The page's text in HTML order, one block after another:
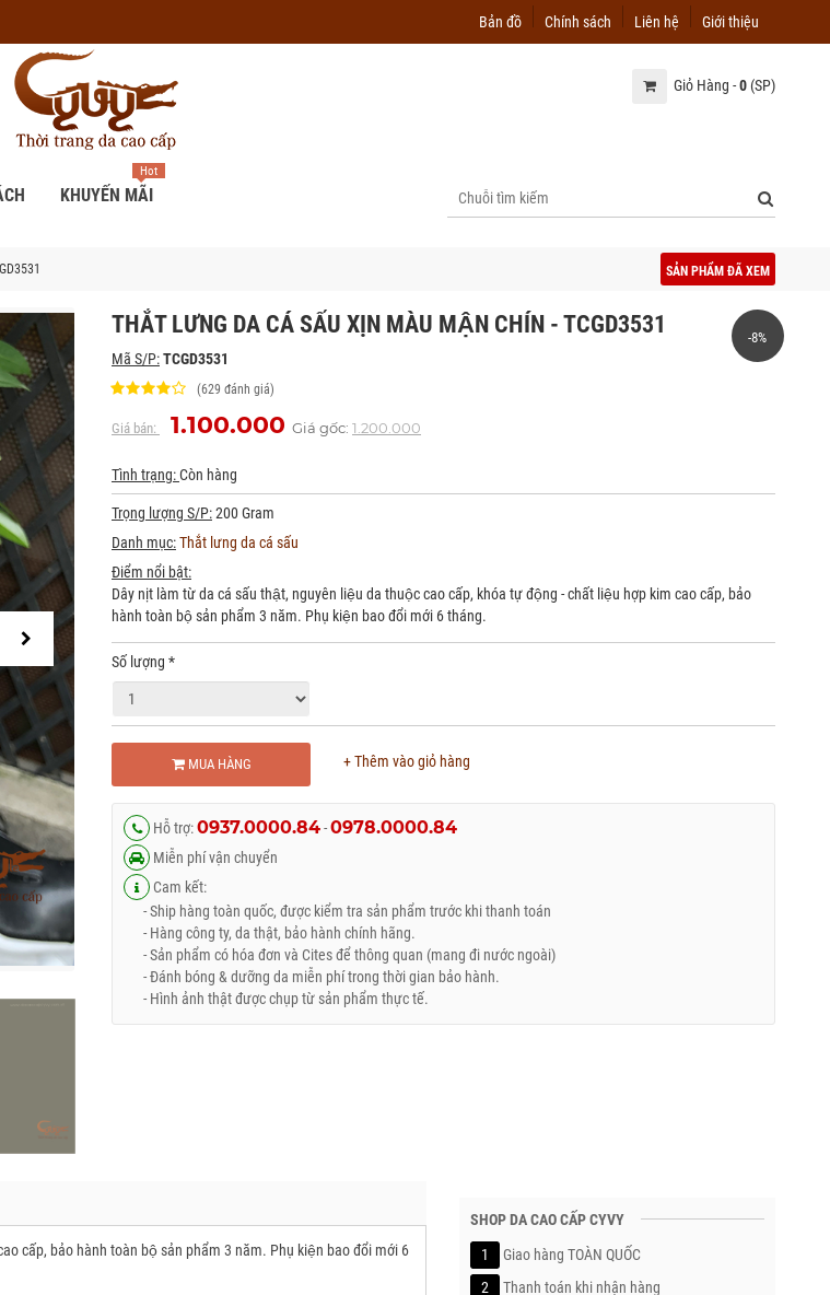
Bản đồ Chính sách Liên hệ Giới thiệu
Giỏ Hàng -0(SP)
KHUYẾN MÃI
Hot
SẢN PHẨM ĐÃ XEM
-8%
THẮT LƯNG DA CÁ SẤU XỊN MÀU MẬN CHÍN - TCGD3531
Mã S/P:TCGD3531
(629 đánh giá)
Giá bán: 1.100.000 Giá gốc: 1.200.000
Tình trạng:Còn hàng
Trọng lượng S/P:200 Gram
Danh mục:Thắt lưng da cá sấu
Điểm nổi bật:
Dây nịt làm từ da cá sấu thật, nguyên liệu da thuộc cao cấp, khóa tự động - chất liệu hợp kim cao cấp, bảo
hành toàn bộ sản phẩm 3 năm. Phụ kiện bao đổi mới 6 tháng.
Số lượng *
MUA HÀNG + Thêm vào giỏ hàng
Hỗ trợ:0937.0000.84-0978.0000.84
Miễn phí vận chuyển
Cam kết:
- Ship hàng toàn quốc, được kiểm tra sản phẩm trước khi thanh toán
- Hàng công ty, da thật, bảo hành chính hãng.
- Sản phẩm có hóa đơn và Cites để thông quan (mang đi nước ngoài)
- Đánh bóng & dưỡng da miễn phí trong thời gian bảo hành.
- Hình ảnh thật được chụp từ sản phẩm thực tế.
cấp, bảo hành toàn bộ sản phẩm 3 năm. Phụ kiện bao đổi mới 6
SHOP DA CAO CẤP CYVY
1
Giao hàng TOÀN QUỐC
2
Thanh toán khi nhận hàng